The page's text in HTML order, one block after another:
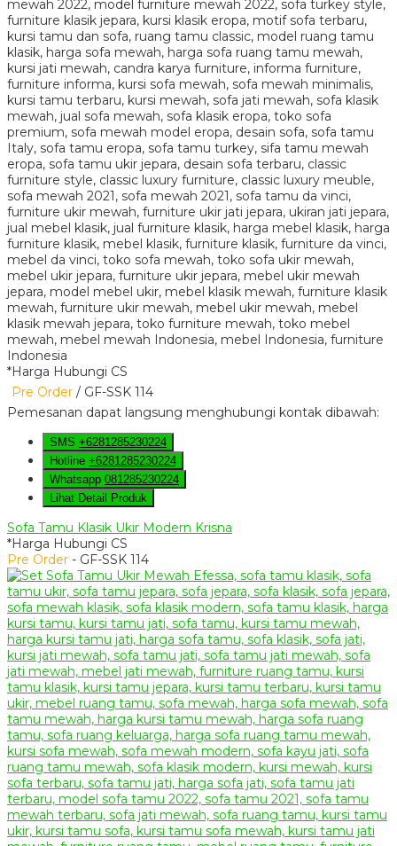
*Harga Hubungi CS
Pre Order / GF-SSK 114
Pemesanan dapat langsung menghubungi kontak dibawah:
SMS +6281285230224
Hotline +6281285230224
Whatsapp 081285230224
Lihat Detail Produk
Sofa Tamu Klasik Ukir Modern Krisna
*Harga Hubungi CS
Pre Order - GF-SSK 114